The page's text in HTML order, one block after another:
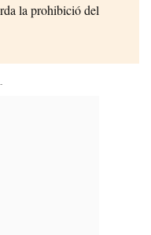
la prohibició del